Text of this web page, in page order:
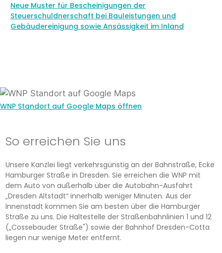
Neue Muster für Bescheinigungen der
Steuerschuldnerschaft bei Bauleistungen und
Gebäudereinigung sowie Ansässigkeit im Inland
WNP Standort auf Google Maps öffnen
So erreichen Sie uns
Unsere Kanzlei liegt verkehrsgünstig an der Bahnstraße, Ecke
Hamburger Straße in Dresden. Sie erreichen die WNP mit
dem Auto von außerhalb über die Autobahn-Ausfahrt
„Dresden Altstadt“ innerhalb weniger Minuten. Aus der
Innenstadt kommen Sie am besten über die Hamburger
Straße zu uns. Die Haltestelle der Straßenbahnlinien 1 und 12
(„Cossebauder Straße") sowie der Bahnhof Dresden-Cotta
liegen nur wenige Meter entfernt.